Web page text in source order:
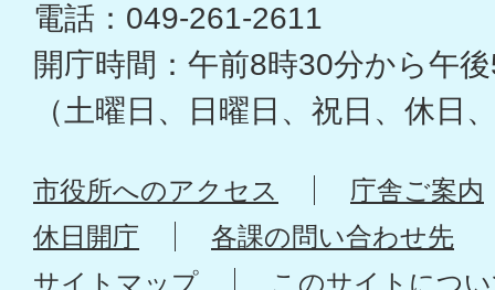
電話：049-261-2611
開庁時間：午前8時30分から午
（土曜日、日曜日、祝日、休日
市役所へのアクセス
庁舎ご案内
休日開庁
各課の問い合わせ先
サイトマップ
このサイトにつ